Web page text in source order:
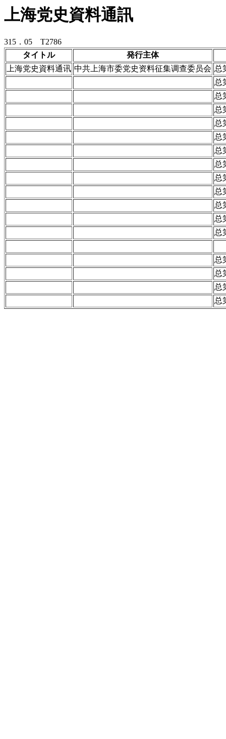
上海党史資料通訊
315．05 T2786
タイトル
発行主体
上海党史資料通讯 中共上海市委党史资料征集调查委员会 总
总
总
总
总
总
总
总
总
总
总
总
总
总
总
总
总